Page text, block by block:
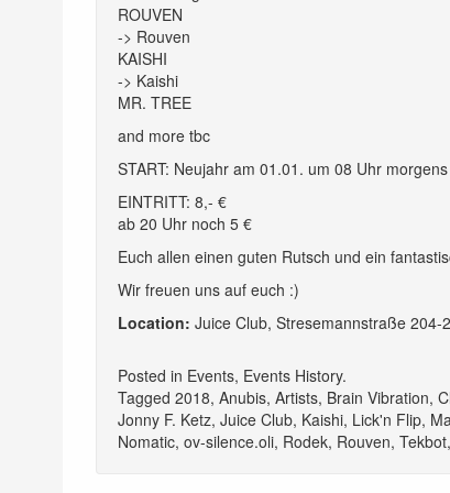
ROUVEN
-> Rouven
KAISHI
-> Kaishi
MR. TREE
and more tbc
START: Neujahr am 01.01. um 08 Uhr
EINTRITT: 8,- €
ab 20 Uhr noch 5 €
Euch allen einen guten Rutsch und ein
Wir freuen uns auf euch :)
Location: Juice Club, Stresemannstraße 204-
Posted in Events, Events History.
Tagged 2018, Anubis, Artists, Brain Vibration,
Jonny F. Ketz, Juice Club, Kaishi, Lick'n Flip,
Nomatic, ov-silence.oli, Rodek, Rouven, Tekbot,